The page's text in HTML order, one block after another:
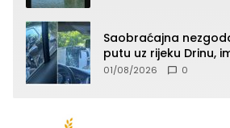
Saobraćajna
putu uz rijeku Drinu,
lica (FOTO)
01/08/2026 0